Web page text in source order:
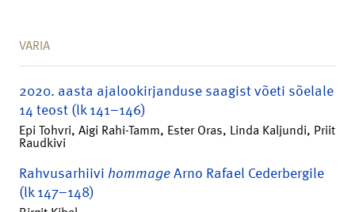
VARIA
2020. aasta ajalookirjanduse saagist võeti sõelale
14 teost (lk 141–146)
Epi Tohvri, Aigi Rahi-Tamm, Ester Oras, Linda Kaljundi, Priit
Raudkivi
Rahvusarhiivi hommageArno Rafael Cederbergile
(lk 147–148)